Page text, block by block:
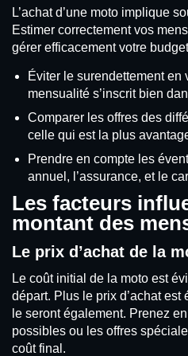
L’achat d’une moto implique
Estimer correctement vos
gérer efficacement votre
Éviter le surendettement en
mensualité s’inscrit bien
Comparer les offres des
celle qui est la plus
Prendre en compte les
annuel, l’assurance, et le
Les facteurs
montant des
Le prix d’achat de la
Le coût initial de la moto est
départ. Plus le prix d’achat
le seront également. Prenez
possibles ou les offres
coût final.